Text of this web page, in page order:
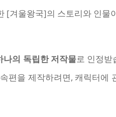
[겨울왕국]의 스토리와 인물
나의 독립한 저작물로 인정받
편을 제작하려면, 캐릭터에